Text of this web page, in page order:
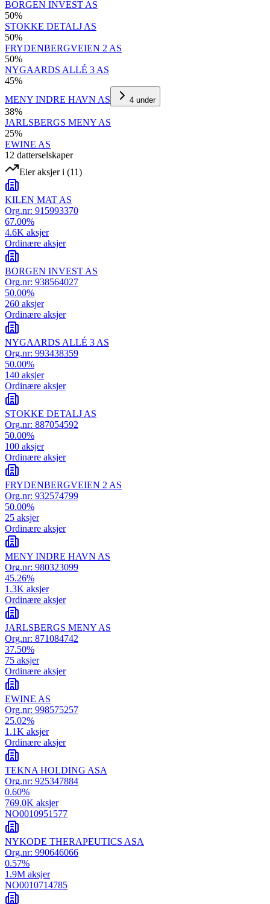
BORGEN INVEST AS
50%
STOKKE DETALJ AS
50%
FRYDENBERGVEIEN 2 AS
50%
NYGAARDS ALLÉ 3 AS
45%
MENY INDRE HAVN AS
4 under
38%
JARLSBERGS MENY AS
25%
EWINE AS
12 datterselskaper
Eier aksjer i (11)
KILEN MAT AS
Org.nr: 915993370
67.00%
4.6K aksjer
Ordinære aksjer
BORGEN INVEST AS
Org.nr: 938564027
50.00%
260 aksjer
Ordinære aksjer
NYGAARDS ALLÉ 3 AS
Org.nr: 993438359
50.00%
140 aksjer
Ordinære aksjer
STOKKE DETALJ AS
Org.nr: 887054592
50.00%
100 aksjer
Ordinære aksjer
FRYDENBERGVEIEN 2 AS
Org.nr: 932574799
50.00%
25 aksjer
Ordinære aksjer
MENY INDRE HAVN AS
Org.nr: 980323099
45.26%
1.3K aksjer
Ordinære aksjer
JARLSBERGS MENY AS
Org.nr: 871084742
37.50%
75 aksjer
Ordinære aksjer
EWINE AS
Org.nr: 998575257
25.02%
1.1K aksjer
Ordinære aksjer
TEKNA HOLDING ASA
Org.nr: 925347884
0.60%
769.0K aksjer
NO0010951577
NYKODE THERAPEUTICS ASA
Org.nr: 990646066
0.57%
1.9M aksjer
NO0010714785